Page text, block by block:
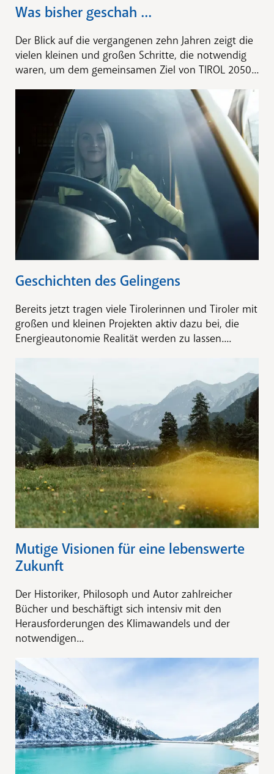
Was bisher geschah ...
Der Blick auf die vergangenen zehn Jahren zeigt die
vielen kleinen und großen Schritte, die notwendig
waren, um dem gemeinsamen Ziel von TIROL 2050...
Geschichten des Gelingens
Bereits jetzt tragen viele Tirolerinnen und Tiroler mit
großen und kleinen Projekten aktiv dazu bei, die
Energieautonomie Realität werden zu lassen....
Mutige Visionen für eine lebenswerte
Zukunft
Der Historiker, Philosoph und Autor zahlreicher
Bücher und beschäftigt sich intensiv mit den
Herausforderungen des Klimawandels und der
notwendigen...